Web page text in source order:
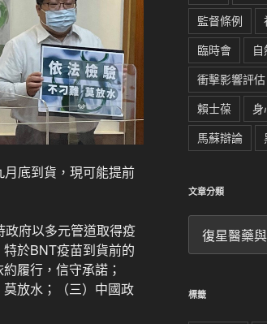
底到貨，現可能提前
府以多元管道取得疫
於BNT疫苗到貨前的
履行，信守承諾；
莫放水；（三）中國政
監督條例
臨時會
衝擊影響評估
賴士葆
身
馬蘇辯論
文章分類
分
標籤